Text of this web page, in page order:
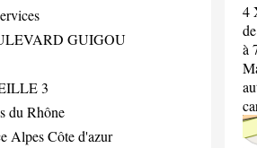
GUIGOU
3
du Rhône
Alpes Côte d'azur
4
à